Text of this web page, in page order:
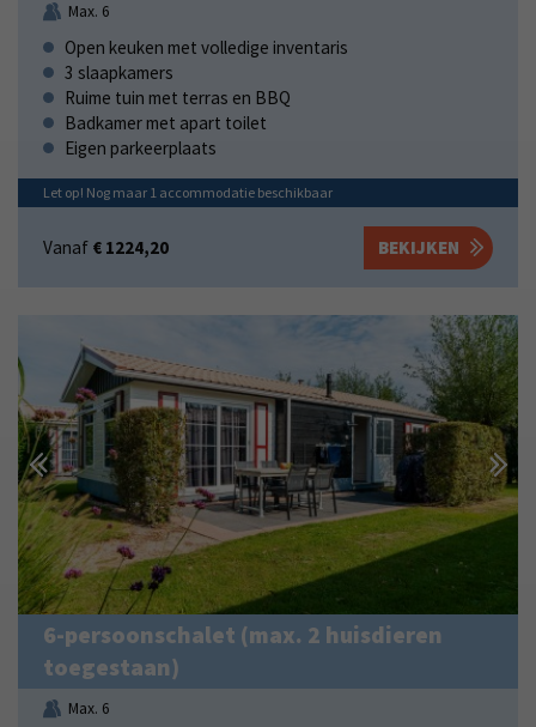
Max. 6
Open keuken met volledige inventaris
3 slaapkamers
Ruime tuin met terras en BBQ
Badkamer met apart toilet
Eigen parkeerplaats
Let op! Nog maar 1 accommodatie beschikbaar
Vanaf € 1224,20 BEKIJKEN
6-persoonschalet (max. 2 huisdieren
toegestaan)
Max. 6